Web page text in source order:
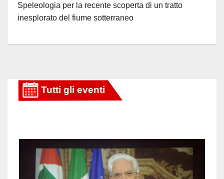
Speleologia per la recente scoperta di un tratto
inesplorato del fiume sotterraneo